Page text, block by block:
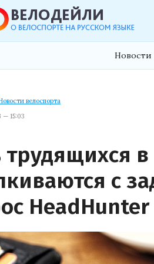
Новости
велоспорта
15:03
трудящихся
с
HeadHunter